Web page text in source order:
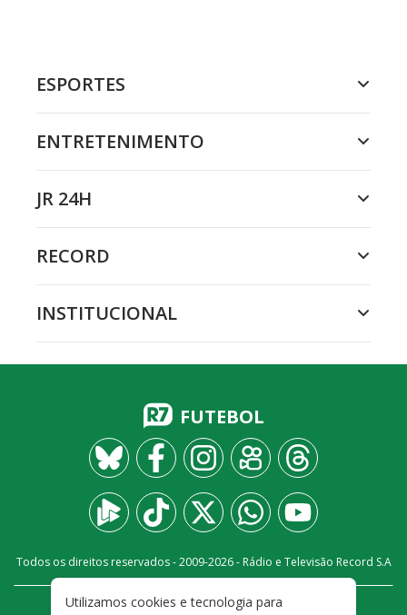
ESPORTES
ENTRETENIMENTO
JR 24H
RECORD
INSTITUCIONAL
FUTEBOL
Todos os direitos reservados - 2009-2026- Rádio e Televisão Record S.A
Utilizamos cookies e tecnologia para